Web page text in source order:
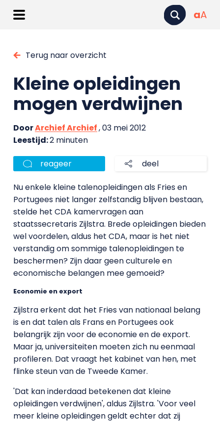
aA
Terug naar overzicht
Kleine opleidingen
mogen verdwijnen
DoorArchief Archief, 03 mei 2012
Leestijd:2 minuten
reageer deel
Nu enkele kleine talenopleidingen als Fries en
Portugees niet langer zelfstandig blijven bestaan,
stelde het CDA kamervragen aan
staatssecretaris Zijlstra. Brede opleidingen bieden
wel voordelen, aldus het CDA, maar is het niet
verstandig om sommige talenopleidingen te
beschermen? Zijn daar geen culturele en
economische belangen mee gemoeid?
Economie en export
Zijlstra erkent dat het Fries van nationaal belang
is en dat talen als Frans en Portugees ook
belangrijk zijn voor de economie en de export.
Maar ja, universiteiten moeten zich nu eenmaal
profileren. Dat vraagt het kabinet van hen, met
flinke steun van de Tweede Kamer.
'Dat kan inderdaad betekenen dat kleine
opleidingen verdwijnen', aldus Zijlstra. 'Voor veel
meer kleine opleidingen geldt echter dat zij